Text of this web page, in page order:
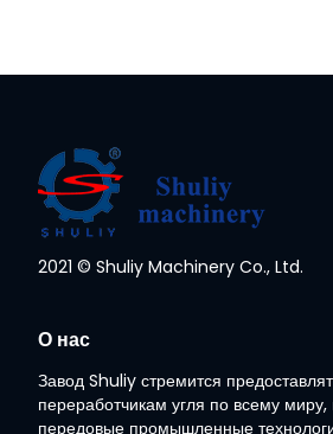
2021 © Shuliy Machinery Co., Ltd.
О нас
Завод Shuliy стремится
переработчикам угля по всему миру,
передовые промышленные